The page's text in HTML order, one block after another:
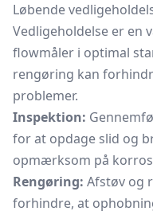
Løbende
Vedligeholdelse er en
flowmåler i optimal
rengøring kan
problemer.
Inspektion:
for at opdage slid og
opmærksom på
Rengøring: Afstøv og
forhindre, at